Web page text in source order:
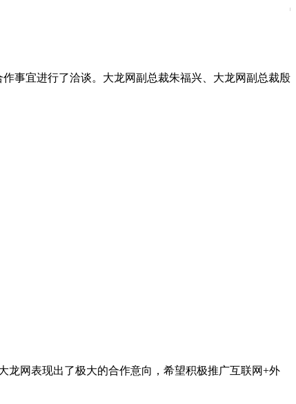
事宜进行了洽谈。大龙网副总裁朱福兴、大龙网副总裁殷
龙网表现出了极大的合作意向，希望积极推广互联网+外